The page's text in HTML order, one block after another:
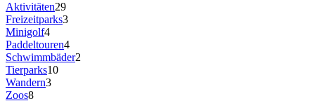
Aktivitäten29
Freizeitparks3
Minigolf4
Paddeltouren4
Schwimmbäder2
Tierparks10
Wandern3
Zoos8